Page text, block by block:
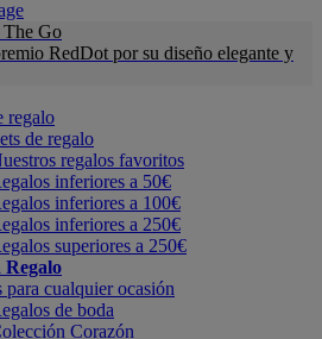
Go
RedDot por su diseño elegante y
regalo
de regalo
regalos favoritos
inferiores a 50€
inferiores a 100€
inferiores a 250€
superiores a 250€
para cualquier ocasión
de boda
Corazón